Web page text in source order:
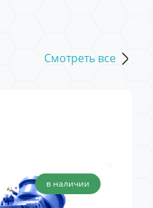
Смотреть все
в наличии